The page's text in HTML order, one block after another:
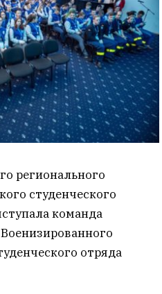
регионального
студенческого
команда
отряда